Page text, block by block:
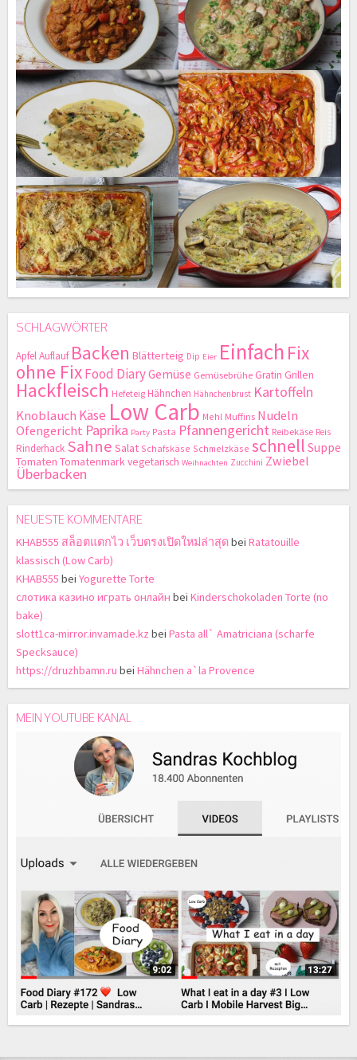
SCHLAGWÖRTER
ApfelAuflauf Backen Blätterteig Dip Eier Einfach Fix
ohne FixFood DiaryGemüse Gemüsebrühe Gratin Grillen
Hackfleisch Hefeteig Hähnchen Hähnchenbrust Kartoffeln
Knoblauch Käse Low Carb Mehl Muffins Nudeln
Ofengericht Paprika Party Pasta Pfannengericht Reibekäse Reis
Rinderhack Sahne Salat Schafskäse Schmelzkäse schnell Suppe
Tomaten Tomatenmarkvegetarisch Weihnachten Zucchini Zwiebel
Überbacken
NEUESTE KOMMENTARE
KHAB555 สล็อตแตกไว เว็บตรงเปิดใหม่ล่าสุดbei Ratatouille
klassisch (Low Carb)
KHAB555 bei Yogurette Torte
слотика казино играть онлайн bei Kinderschokoladen Torte (no
bake)
slott1ca-mirror.invamade.kz bei Pasta all` Amatriciana (scharfe
Specksauce)
https://druzhbamn.ru bei Hähnchen a`la Provence
MEIN YOUTUBE KANAL